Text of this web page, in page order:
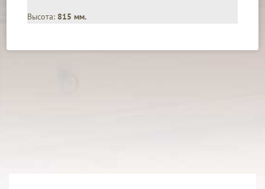
Высота: 815 мм.